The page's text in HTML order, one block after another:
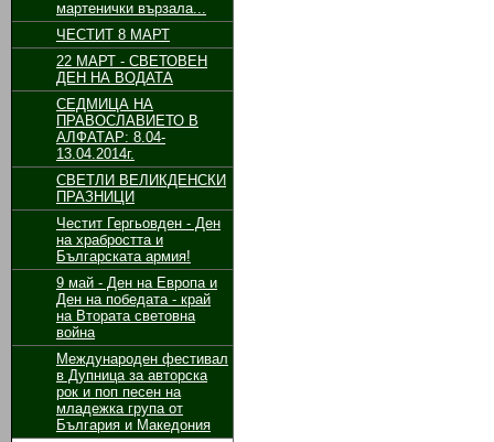
мартенички вързала...
ЧЕСТИТ 8 МАРТ
22 МАРТ - СВЕТОВЕН
ДЕН НА ВОДАТА
СЕДМИЦА НА
ПРАВОСЛАВИЕТО В
АЛФАТАР: 8.04-
13.04.2014г.
СВЕТЛИ ВЕЛИКДЕНСКИ
ПРАЗНИЦИ
Честит Гергьовден - Ден
на храбростта и
Българската армия!
9 май - Ден на Европа и
Ден на победата - край
на Втората световна
война
Международен фестивал
в Дупница за авторска
рок и поп песен на
младежка група от
България и Македония